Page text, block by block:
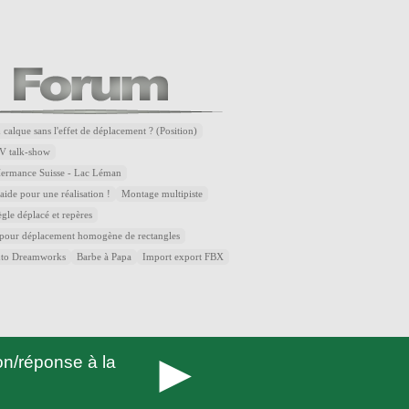
calque sans l'effet de déplacement ? (Position)
talk-show
Suisse - Lac Léman
pour une réalisation ! Montage multipiste
déplacé et repères
déplacement homogène de rectangles
Dreamworks Barbe à Papa Import export FBX
réponse à la
►